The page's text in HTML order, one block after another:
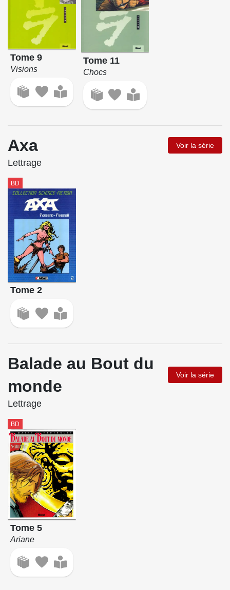
Tome 9
Visions
Tome 11
Chocs
Axa Voir la série
Lettrage
BD
Tome 2
Balade au Bout du
monde
Voir la série
Lettrage
BD
Tome 5
Ariane